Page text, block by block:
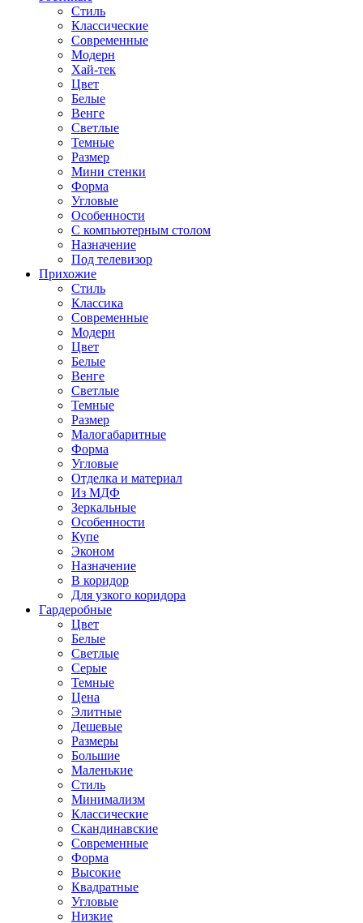
Стиль
Классические
Современные
Модерн
Хай-тек
Цвет
Белые
Венге
Светлые
Темные
Размер
Мини стенки
Форма
Угловые
Особенности
С компьютерным столом
Назначение
Под телевизор
Прихожие
Стиль
Классика
Современные
Модерн
Цвет
Белые
Венге
Светлые
Темные
Размер
Малогабаритные
Форма
Угловые
Отделка и материал
Из МДФ
Зеркальные
Особенности
Купе
Эконом
Назначение
В коридор
Для узкого коридора
Гардеробные
Цвет
Белые
Светлые
Серые
Темные
Цена
Элитные
Дешевые
Размеры
Большие
Маленькие
Стиль
Минимализм
Классические
Скандинавские
Современные
Форма
Высокие
Квадратные
Угловые
Низкие